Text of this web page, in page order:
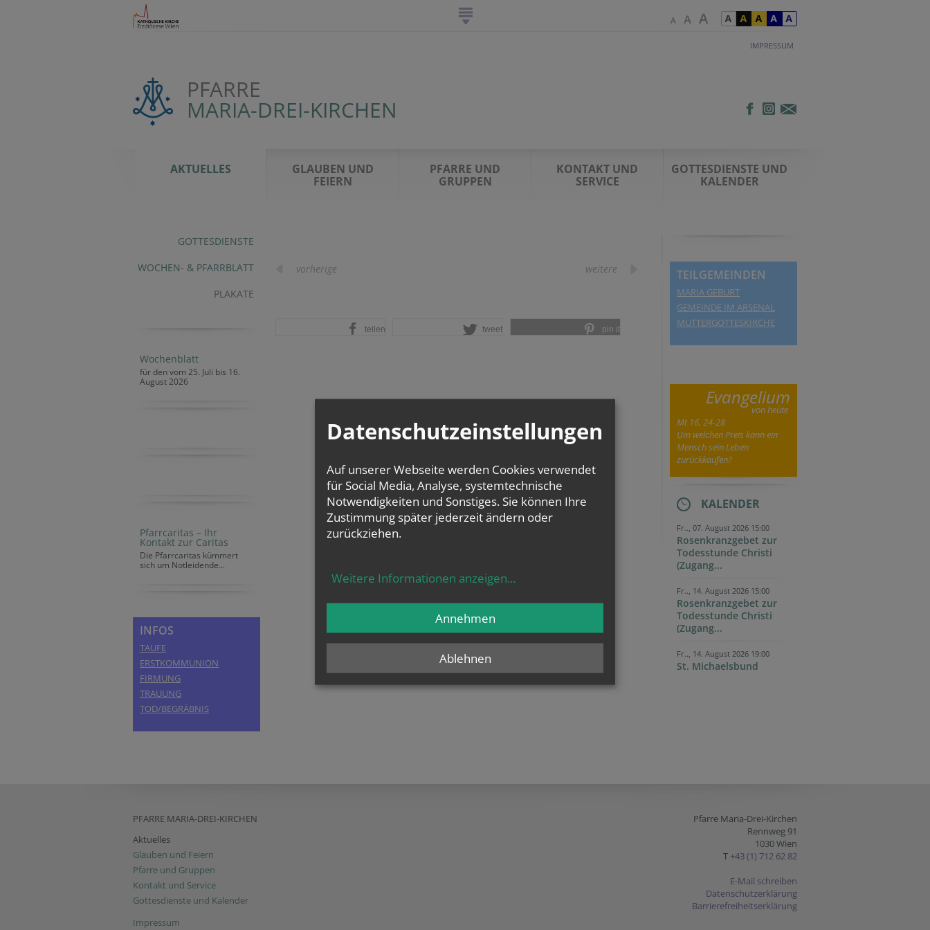
IMPRESSUM
PFARRE
MARIA-DREI-KIRCHEN
AKTUELLES
GLAUBEN UND
FEIERN
PFARRE UND
GRUPPEN
KONTAKT UND
SERVICE
GOTTESDIENSTE UND
KALENDER
GOTTESDIENSTE
WOCHEN- & PFARRBLATT
PLAKATE
Wochenblatt
für den vom 25. Juli bis 16.
August 2026
Pfarrcaritas – Ihr
Kontakt zur Caritas
Die Pfarrcaritas kümmert
sich um Notleidende...
INFOS
TAUFE
ERSTKOMMUNION
FIRMUNG
TRAUUNG
TOD/BEGRÄBNIS
vorherige weitere
teilen tweet pin it
TEILGEMEINDEN
MARIA GEBURT
GEMEINDE IM ARSENAL
MUTTERGOTTESKIRCHE
Evangelium
von heute
Mt 16, 24-28
Um welchen Preis kann ein
Mensch sein Leben
zurückkaufen?
KALENDER
Fr.., 07. August 2026 15:00
Rosenkranzgebet zur
Todesstunde Christi
(Zugang...
Fr.., 14. August 2026 15:00
Rosenkranzgebet zur
Todesstunde Christi
(Zugang...
Fr.., 14. August 2026 19:00
St. Michaelsbund
PFARRE MARIA-DREI-KIRCHEN
Aktuelles
Glauben und Feiern
Pfarre und Gruppen
Kontakt und Service
Gottesdienste und Kalender
Impressum
Pfarre Maria-Drei-Kirchen
Rennweg 91
1030 Wien
T +43 (1) 712 62 82
E-Mail schreiben
Datenschutzerklärung
Barrierefreiheitserklärung
Datenschutzeinstellungen
Auf unserer Webseite werden Cookies verwendet
für Social Media, Analyse, systemtechnische
Notwendigkeiten und Sonstiges. Sie können Ihre
Zustimmung später jederzeit ändern oder
zurückziehen.
Weitere Informationen anzeigen...
Ablehnen
Annehmen